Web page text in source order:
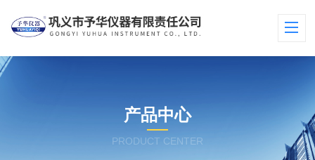
产品中心
PRODUCT CENTER